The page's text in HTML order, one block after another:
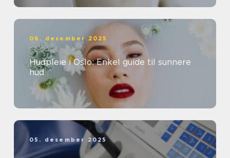
06. desember 2025
Hudpleie i Oslo: Enkel guide til sunnere
hud
05. desember 2025